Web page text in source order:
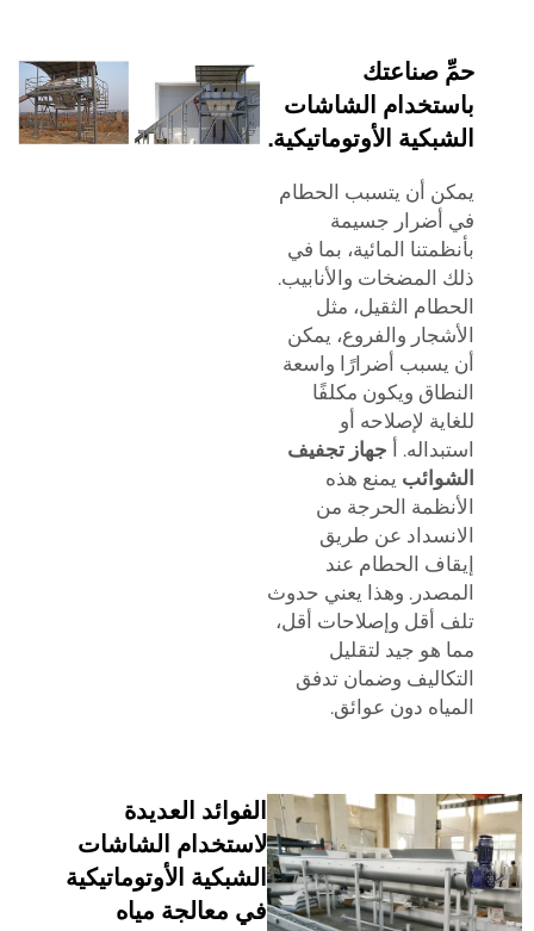
حمِّ صناعتك
باستخدام الشاشات
الشبكية الأوتوماتيكية.
يمكن أن يتسبب الحطام
في أضرار جسيمة
بأنظمتنا المائية، بما في
ذلك المضخات والأنابيب.
الحطام الثقيل، مثل
الأشجار والفروع، يمكن
أن يسبب أضرارًا واسعة
النطاق ويكون مكلفًا
للغاية لإصلاحه أو
استبداله. أ جهاز تجفيف
الشوائب يمنع هذه
الأنظمة الحرجة من
الانسداد عن طريق
إيقاف الحطام عند
المصدر. وهذا يعني حدوث
تلف أقل وإصلاحات أقل،
مما هو جيد لتقليل
التكاليف وضمان تدفق
المياه دون عوائق.
الفوائد العديدة
لاستخدام الشاشات
الشبكية الأوتوماتيكية
في معالجة مياه